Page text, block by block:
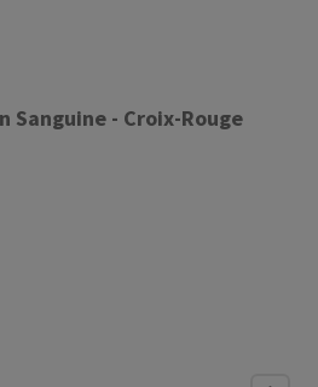
Sanguine - Croix-Rouge